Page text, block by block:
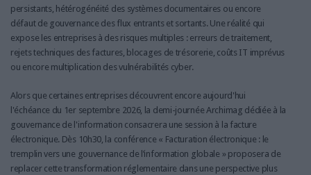
persistants, hétérogénéité des systèmes documentaires ou encore
défaut de gouvernance des flux entrants et sortants. Une réalité qui
expose les entreprises à des risques multiples : erreurs de traitement,
rejets techniques des factures, blocages de trésorerie, coûts IT imprévus
ou encore multiplication des vulnérabilités cyber.
Alors que certaines entreprises découvrent encore aujourd'hui
l'échéance du 1er septembre 2026, la demi-journée Archimag dédiée à la
gouvernance de l'information consacrera une session à la facture
électronique. Dès 10h30, la conférence « Facturation électronique : le
tremplin vers une gouvernance de l’information globale » proposera de
replacer cette transformation réglementaire dans une perspective plus